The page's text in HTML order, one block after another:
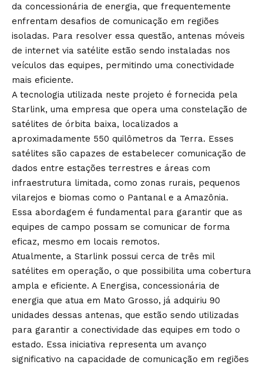
da concessionária de energia, que frequentemente
enfrentam desafios de comunicação em regiões
isoladas. Para resolver essa questão, antenas móveis
de internet via satélite estão sendo instaladas nos
veículos das equipes, permitindo uma conectividade
mais eficiente.
A tecnologia utilizada neste projeto é fornecida pela
Starlink, uma empresa que opera uma constelação de
satélites de órbita baixa, localizados a
aproximadamente 550 quilômetros da Terra. Esses
satélites são capazes de estabelecer comunicação de
dados entre estações terrestres e áreas com
infraestrutura limitada, como zonas rurais, pequenos
vilarejos e biomas como o Pantanal e a Amazônia.
Essa abordagem é fundamental para garantir que as
equipes de campo possam se comunicar de forma
eficaz, mesmo em locais remotos.
Atualmente, a Starlink possui cerca de três mil
satélites em operação, o que possibilita uma cobertura
ampla e eficiente. A Energisa, concessionária de
energia que atua em Mato Grosso, já adquiriu 90
unidades dessas antenas, que estão sendo utilizadas
para garantir a conectividade das equipes em todo o
estado. Essa iniciativa representa um avanço
significativo na capacidade de comunicação em regiões